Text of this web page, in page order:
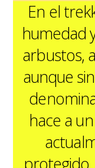
En el
humedad
arbustos,
aunque
hace a